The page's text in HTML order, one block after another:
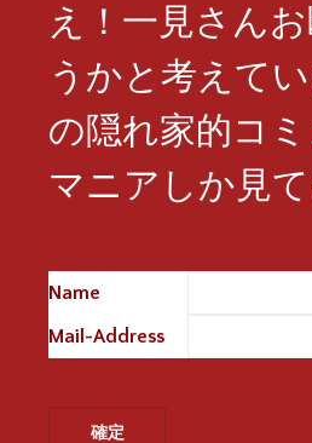
え！一見さん
うかと考えて
の隠れ家的コミ
マニアしか見て
Name
Mail-Address